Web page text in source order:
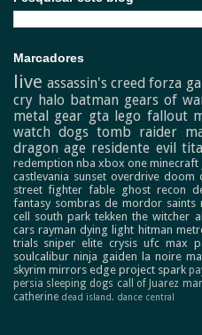
Marcadores
live assassin's creed forza
cry halo batman gears of
metal gear gta lego fallout
watch dogs tomb raider
dragon age residente evil
redemption nba xbox one minecraft
castlevania sunset overdrive doom
street fighter fable ghost recon
fantasy sombras de mordor saints
cell
south park tekken the witcher
cars rayman dying light hitman
trials sniper elite crysis ufc max
soulcalibur ninja gaiden la noire
skyrim mirrors edge project spark
persia sleeping dogs call of Juarez
catherine dead island. dance central